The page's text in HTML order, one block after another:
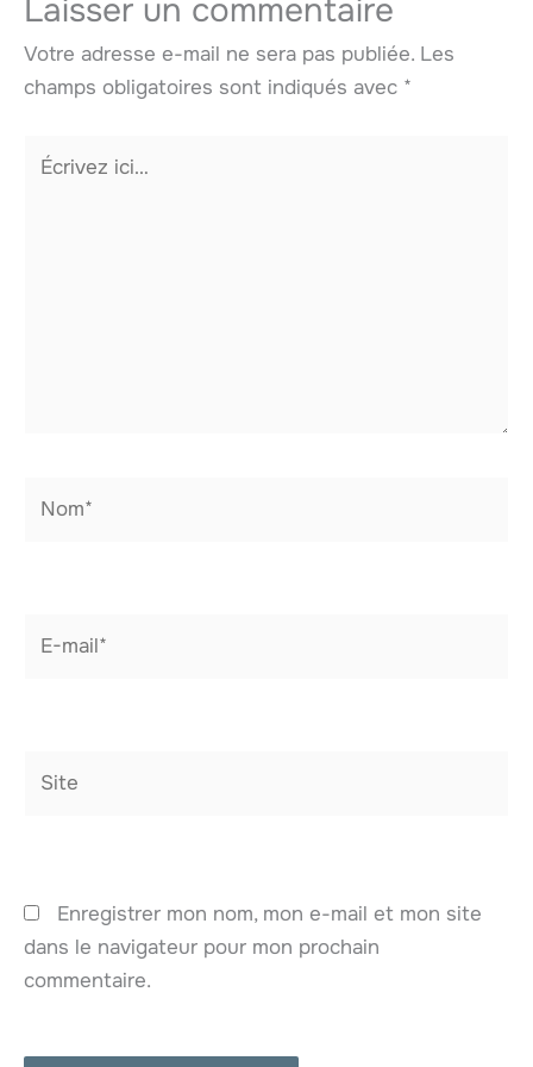
Laisser un commentaire
Votre adresse e-mail ne sera pas publiée. Les
champs obligatoires sont indiqués avec *
Écrivez
Enregistrer mon nom, mon e-mail et mon site
dans le navigateur pour mon prochain
commentaire.